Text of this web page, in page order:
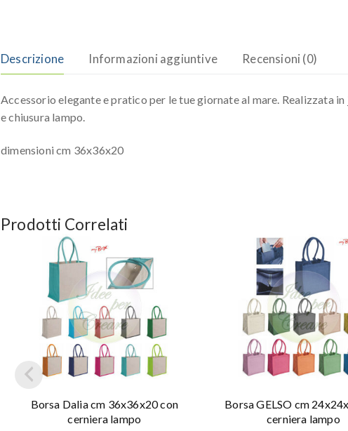
Descrizione Informazioni aggiuntive Recensioni (0)
Accessorio elegante e pratico per le tue giornate al mare. Realizzata
e chiusura lampo.
dimensioni cm 36x36x20
Prodotti Correlati
Borsa Dalia cm 36x36x20 con
cerniera lampo
Borsa GELSO cm
cerniera lampo